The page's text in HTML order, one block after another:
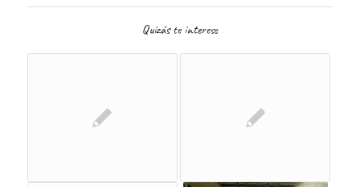
Quizás te interese